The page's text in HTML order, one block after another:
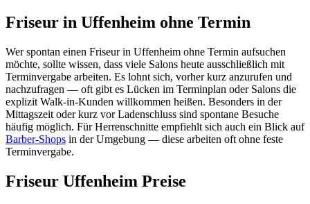
Friseur in Uffenheim ohne Termin
Wer spontan einen Friseur in Uffenheim ohne Termin aufsuchen
möchte, sollte wissen, dass viele Salons heute ausschließlich mit
Terminvergabe arbeiten. Es lohnt sich, vorher kurz anzurufen und
nachzufragen — oft gibt es Lücken im Terminplan oder Salons die
explizit Walk-in-Kunden willkommen heißen. Besonders in der
Mittagszeit oder kurz vor Ladenschluss sind spontane Besuche
häufig möglich. Für Herrenschnitte empfiehlt sich auch ein Blick auf
Barber-Shops in der Umgebung — diese arbeiten oft ohne feste
Terminvergabe.
Friseur Uffenheim Preise